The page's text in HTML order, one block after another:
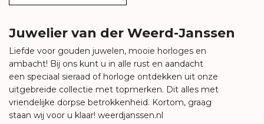
Juwelier van der Weerd-Janssen
Liefde voor gouden juwelen, mooie horloges en
ambacht! Bij ons kunt u in alle rust en aandacht
een speciaal sieraad of horloge ontdekken uit onze
uitgebreide collectie met topmerken. Dit alles met
vriendelijke dorpse betrokkenheid. Kortom, graag
staan wij voor u klaar! weerdjanssen.nl